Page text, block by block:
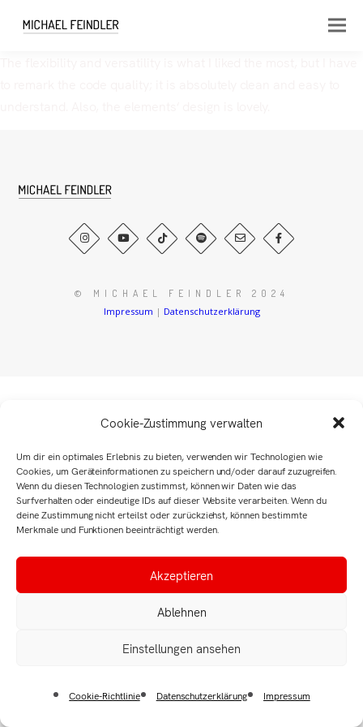
Cookie-Zustimmung verwalten
Um dir ein optimales Erlebnis zu bieten, verwenden wir Technologien wie
Cookies, um Geräteinformationen zu speichern und/oder darauf zuzugreifen.
Wenn du diesen Technologien zustimmst, können wir Daten wie das
Surfverhalten oder eindeutige IDs auf dieser Website verarbeiten. Wenn du
deine Zustimmung nicht erteilst oder zurückziehst, können bestimmte
Merkmale und Funktionen beeinträchtigt werden.
Akzeptieren
Ablehnen
Einstellungen ansehen
Cookie-Richtlinie Datenschutzerklärung Impressum
© MICHAEL FEINDLER 2024
Impressum | Datenschutzerklärung